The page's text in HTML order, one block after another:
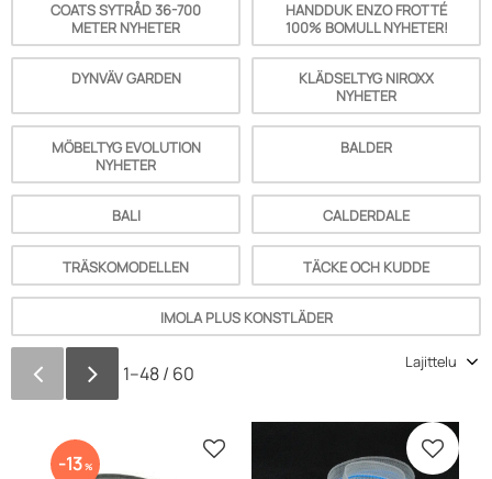
COATS SYTRÅD 36-700
METER NYHETER
HANDDUK ENZO FROTTÉ
100% BOMULL NYHETER!
DYNVÄV GARDEN
KLÄDSELTYG NIROXX
NYHETER
MÖBELTYG EVOLUTION
NYHETER
BALDER
BALI CALDERDALE
TRÄSKOMODELLEN TÄCKE OCH KUDDE
IMOLA PLUS KONSTLÄDER
1–48/ 60
Valitse lajittelutapa
13% Lisää suosikiksi Lisää